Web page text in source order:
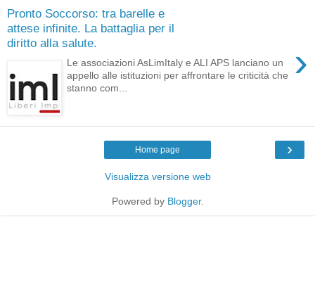
Pronto Soccorso: tra barelle e
attese infinite. La battaglia per il
diritto alla salute.
›
Le associazioni AsLimItaly e ALI APS lanciano un
appello alle istituzioni per affrontare le criticità che
stanno com...
›
Home page
Visualizza versione web
Powered by Blogger.